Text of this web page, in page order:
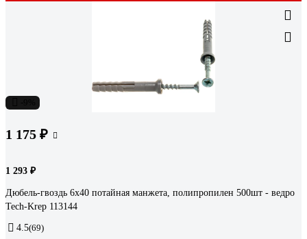
1 175 ₽
1 293 ₽
Дюбель-гвоздь 6х40 потайная манжета, полипропилен 500шт - ведро
Tech-Krep 113144
4.5(69)